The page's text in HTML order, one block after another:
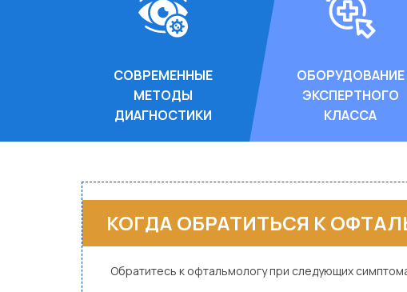
СОВРЕМЕННЫЕ
МЕТОДЫ
ДИАГНОСТИКИ
ОБОРУДОВАНИЕ
ЭКСПЕРТНОГО
КЛАССА
КОГДА ОБРАТИТЬСЯ К
Обратитесь к офтальмологу при следующих